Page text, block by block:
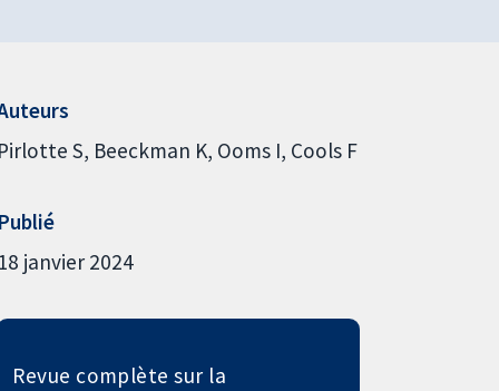
Pirlotte S Beeckman K Ooms I Cools F
Publié
18 janvier 2024
Revue complète sur la